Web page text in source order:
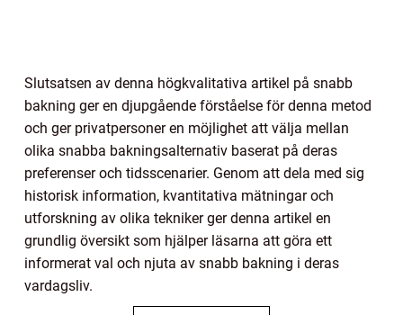
Slutsatsen av denna högkvalitativa artikel på snabb
bakning ger en djupgående förståelse för denna metod
och ger privatpersoner en möjlighet att välja mellan
olika snabba bakningsalternativ baserat på deras
preferenser och tidsscenarier. Genom att dela med sig
historisk information, kvantitativa mätningar och
utforskning av olika tekniker ger denna artikel en
grundlig översikt som hjälper läsarna att göra ett
informerat val och njuta av snabb bakning i deras
vardagsliv.